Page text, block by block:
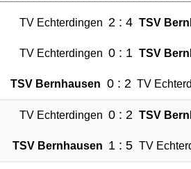
TV Echterdingen 2 : 4 TSV
TV Echterdingen 0 : 1 TSV
TSV Bernhausen 0 : 2 TV
TV Echterdingen 0 : 2 TSV
TSV Bernhausen 1 : 5 TV